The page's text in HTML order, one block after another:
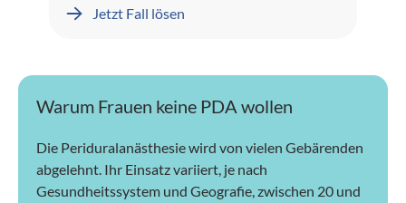
Jetzt Fall lösen
Warum Frauen keine PDA wollen
Die Periduralanästhesie wird von vielen Gebärenden
abgelehnt. Ihr Einsatz variiert, je nach
Gesundheitssystem und Geografie, zwischen 20 und